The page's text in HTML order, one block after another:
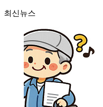
최신뉴스